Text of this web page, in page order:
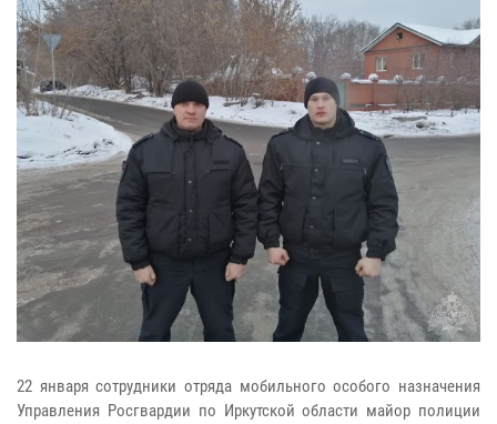
22 января сотрудники отряда мобильного особого назначения
Управления Росгвардии по Иркутской области майор полиции